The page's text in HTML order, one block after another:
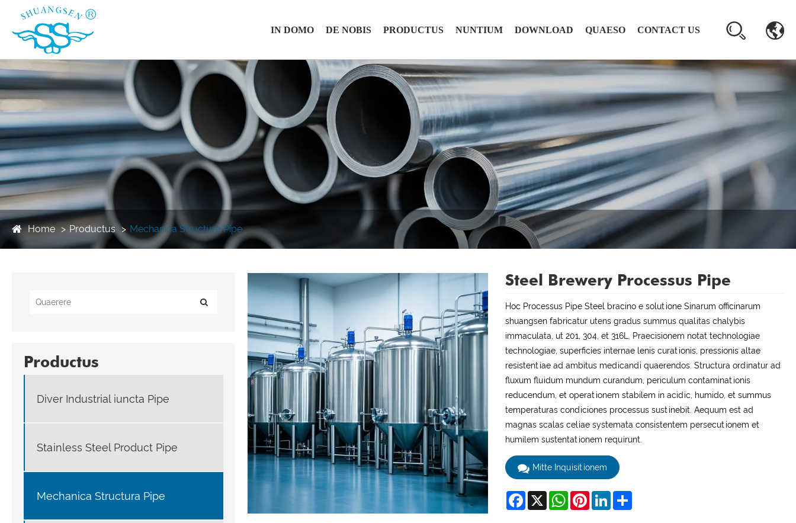
IN DOMO DE NOBIS PRODUCTUS NUNTIUM DOWNLOAD QUAESO CONTACT US
Home Productus Mechanica Structura Pipe
Productus
Diver Industrial iuncta Pipe
Stainless Steel Product Pipe
Mechanica Structura Pipe
Steel Brewery Processus Pipe
Hoc Processus Pipe Steel bracino e solutione Sinarum officinarum
shuangsen fabricatur utens gradus summus qualitas chalybis
immaculata, ut 201, 304, et 316L. Praecisionem notat technologiae
technologiae, superficies internae lenis curationis, pressionis altae
resistentiae ad ambitus medicandi quaerendos. Structura ordinatur ad
fluxum fluidum mundum curandum, periculum contaminationis
reducendum, et operationem stabilem in acidic, humido, et summus
temperaturas condiciones processus sustinebit. Aequum est ad
magnas scalas celiae systemata consistentem persecutionem et
humilem sustentationem requirunt.
Mitte Inquisitionem
Facebook
X WhatsAppPinterestLinkedInShare